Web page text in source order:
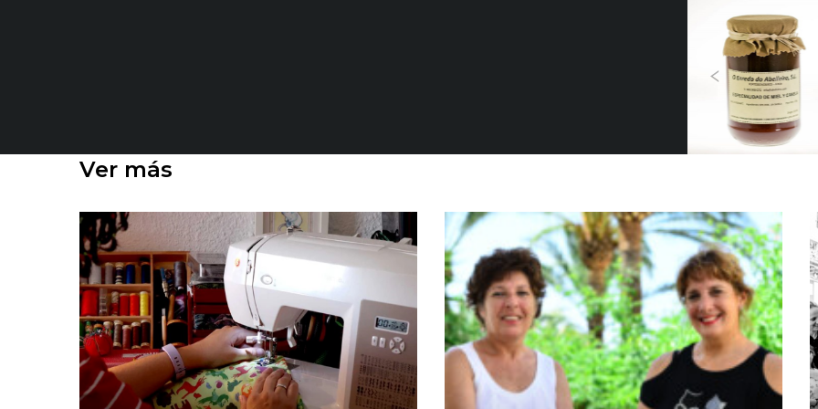
Previous
Ver más